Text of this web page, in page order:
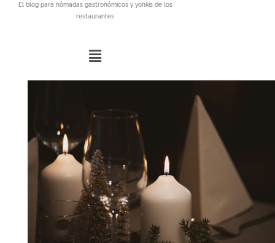
El blog para nómadas gastronómicos y yonkis de los
restaurantes